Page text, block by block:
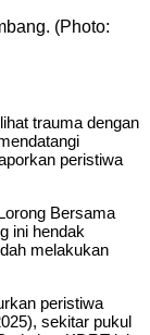
(Photo:
trauma dengan
peristiwa
Bersama
ini hendak
melakukan
peristiwa
sekitar pukul